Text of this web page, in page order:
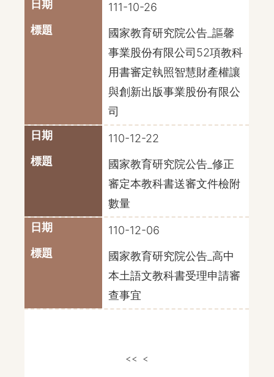
111-10-26
國家教育研究院公告_謳馨
事業股份有限公司52項教科
用書審定執照智慧財產權讓
與創新出版事業股份有限公
司
110-12-22
國家教育研究院公告_修正
審定本教科書送審文件檢附
數量
110-12-06
國家教育研究院公告_高中
本土語文教科書受理申請審
查事宜
<< <